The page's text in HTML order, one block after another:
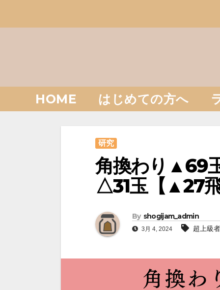
HOME はじめての方へ
研究
角換わり▲69
△31玉【▲27
By shogijam_admin
3月 4, 2024 超上級